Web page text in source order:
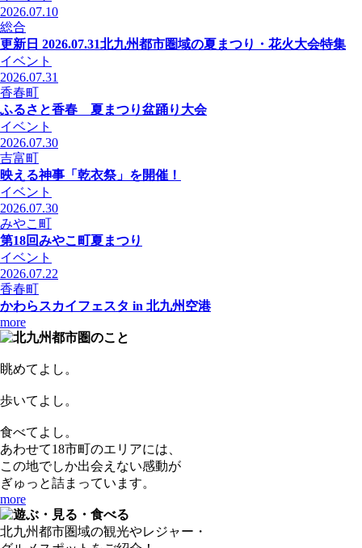
2026.07.10
総合
更新日 2026.07.31北九州都市圏域の夏まつり・花火大会特集
イベント
2026.07.31
香春町
ふるさと香春 夏まつり盆踊り大会
イベント
2026.07.30
吉富町
映える神事「乾衣祭」を開催！
イベント
2026.07.30
みやこ町
第18回みやこ町夏まつり
イベント
2026.07.22
香春町
かわらスカイフェスタ in 北九州空港
more
眺めてよし。
歩いてよし。
食べてよし。
あわせて18市町のエリアには、
この地でしか出会えない感動が
ぎゅっと詰まっています。
more
北九州都市圏域の観光やレジャー・